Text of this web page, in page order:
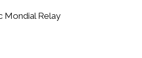
Mondial Relay